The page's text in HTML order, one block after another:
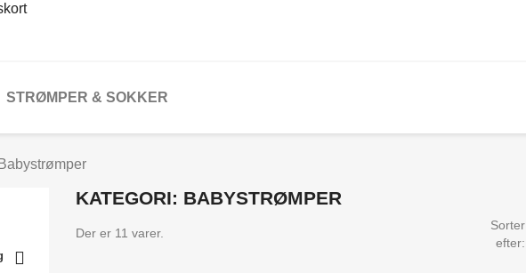
STRØMPER & SOKKER
Babystrømper

KATEGORI: BABYSTRØMPER
Der er 11 varer.
Sorter
efter: